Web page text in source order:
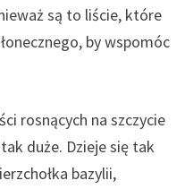
są to liście, które
by wspomóc
rosnących na szczycie
duże. Dzieje się tak
bazylii,